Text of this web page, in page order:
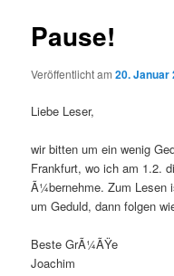
Pause!
Veröffentlicht am20. Januar
Liebe Leser,
wir bitten um ein wenig
Frankfurt, wo ich am 1.2.
Ã¼bernehme. Zum Lesen
um Geduld, dann folgen
Beste GrÃ¼ÃŸe
Joachim